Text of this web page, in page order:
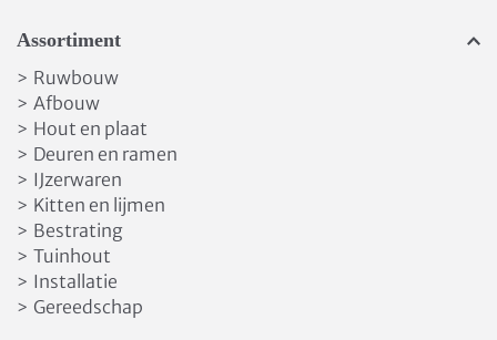
Assortiment
> Ruwbouw
> Afbouw
> Hout en plaat
> Deuren en ramen
> IJzerwaren
> Kitten en lijmen
> Bestrating
> Tuinhout
> Installatie
> Gereedschap